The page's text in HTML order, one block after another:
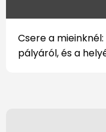
Csere a mieinknél:
pályáról, és a